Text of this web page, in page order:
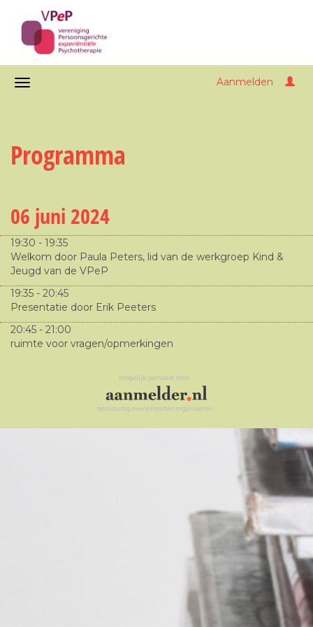
Aanmelden
Programma
06 juni 2024
19:30 - 19:35
Welkom door Paula Peters, lid van de werkgroep Kind &
Jeugd van de VPeP
19:35 - 20:45
Presentatie door Erik Peeters
20:45 - 21:00
ruimte voor vragen/opmerkingen
Mogelijk gemaakt door
eenvoudig evenementen organiseren